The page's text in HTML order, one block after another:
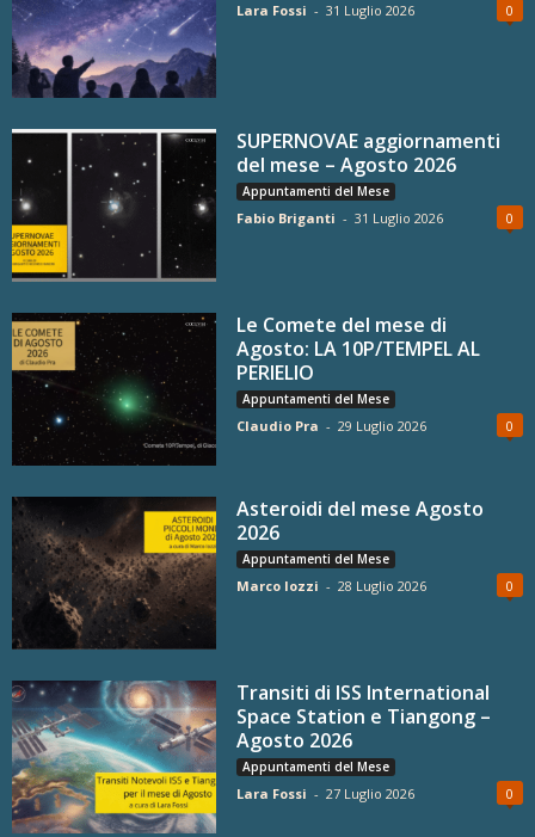
Lara Fossi - 31 Luglio 2026 0
SUPERNOVAE aggiornamenti
del mese – Agosto 2026
Appuntamenti del Mese
Fabio Briganti - 31 Luglio 2026 0
Le Comete del mese di
Agosto: LA 10P/TEMPEL AL
PERIELIO
Appuntamenti del Mese
Claudio Pra - 29 Luglio 2026 0
Asteroidi del mese Agosto
2026
Appuntamenti del Mese
Marco Iozzi - 28 Luglio 2026 0
Transiti di ISS International
Space Station e Tiangong –
Agosto 2026
Appuntamenti del Mese
Lara Fossi - 27 Luglio 2026 0